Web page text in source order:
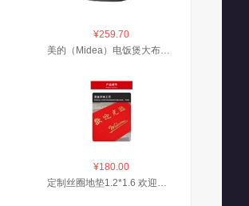
¥259.70
美的（Midea）电饭煲大布丁0涂层电饭锅4升316L母婴级不锈钢内胆3-4人家用多功能无涂层微压智能RE487S品牌官方
¥180.00
定制丝圈地垫1.2*1.6 欢迎光临包边